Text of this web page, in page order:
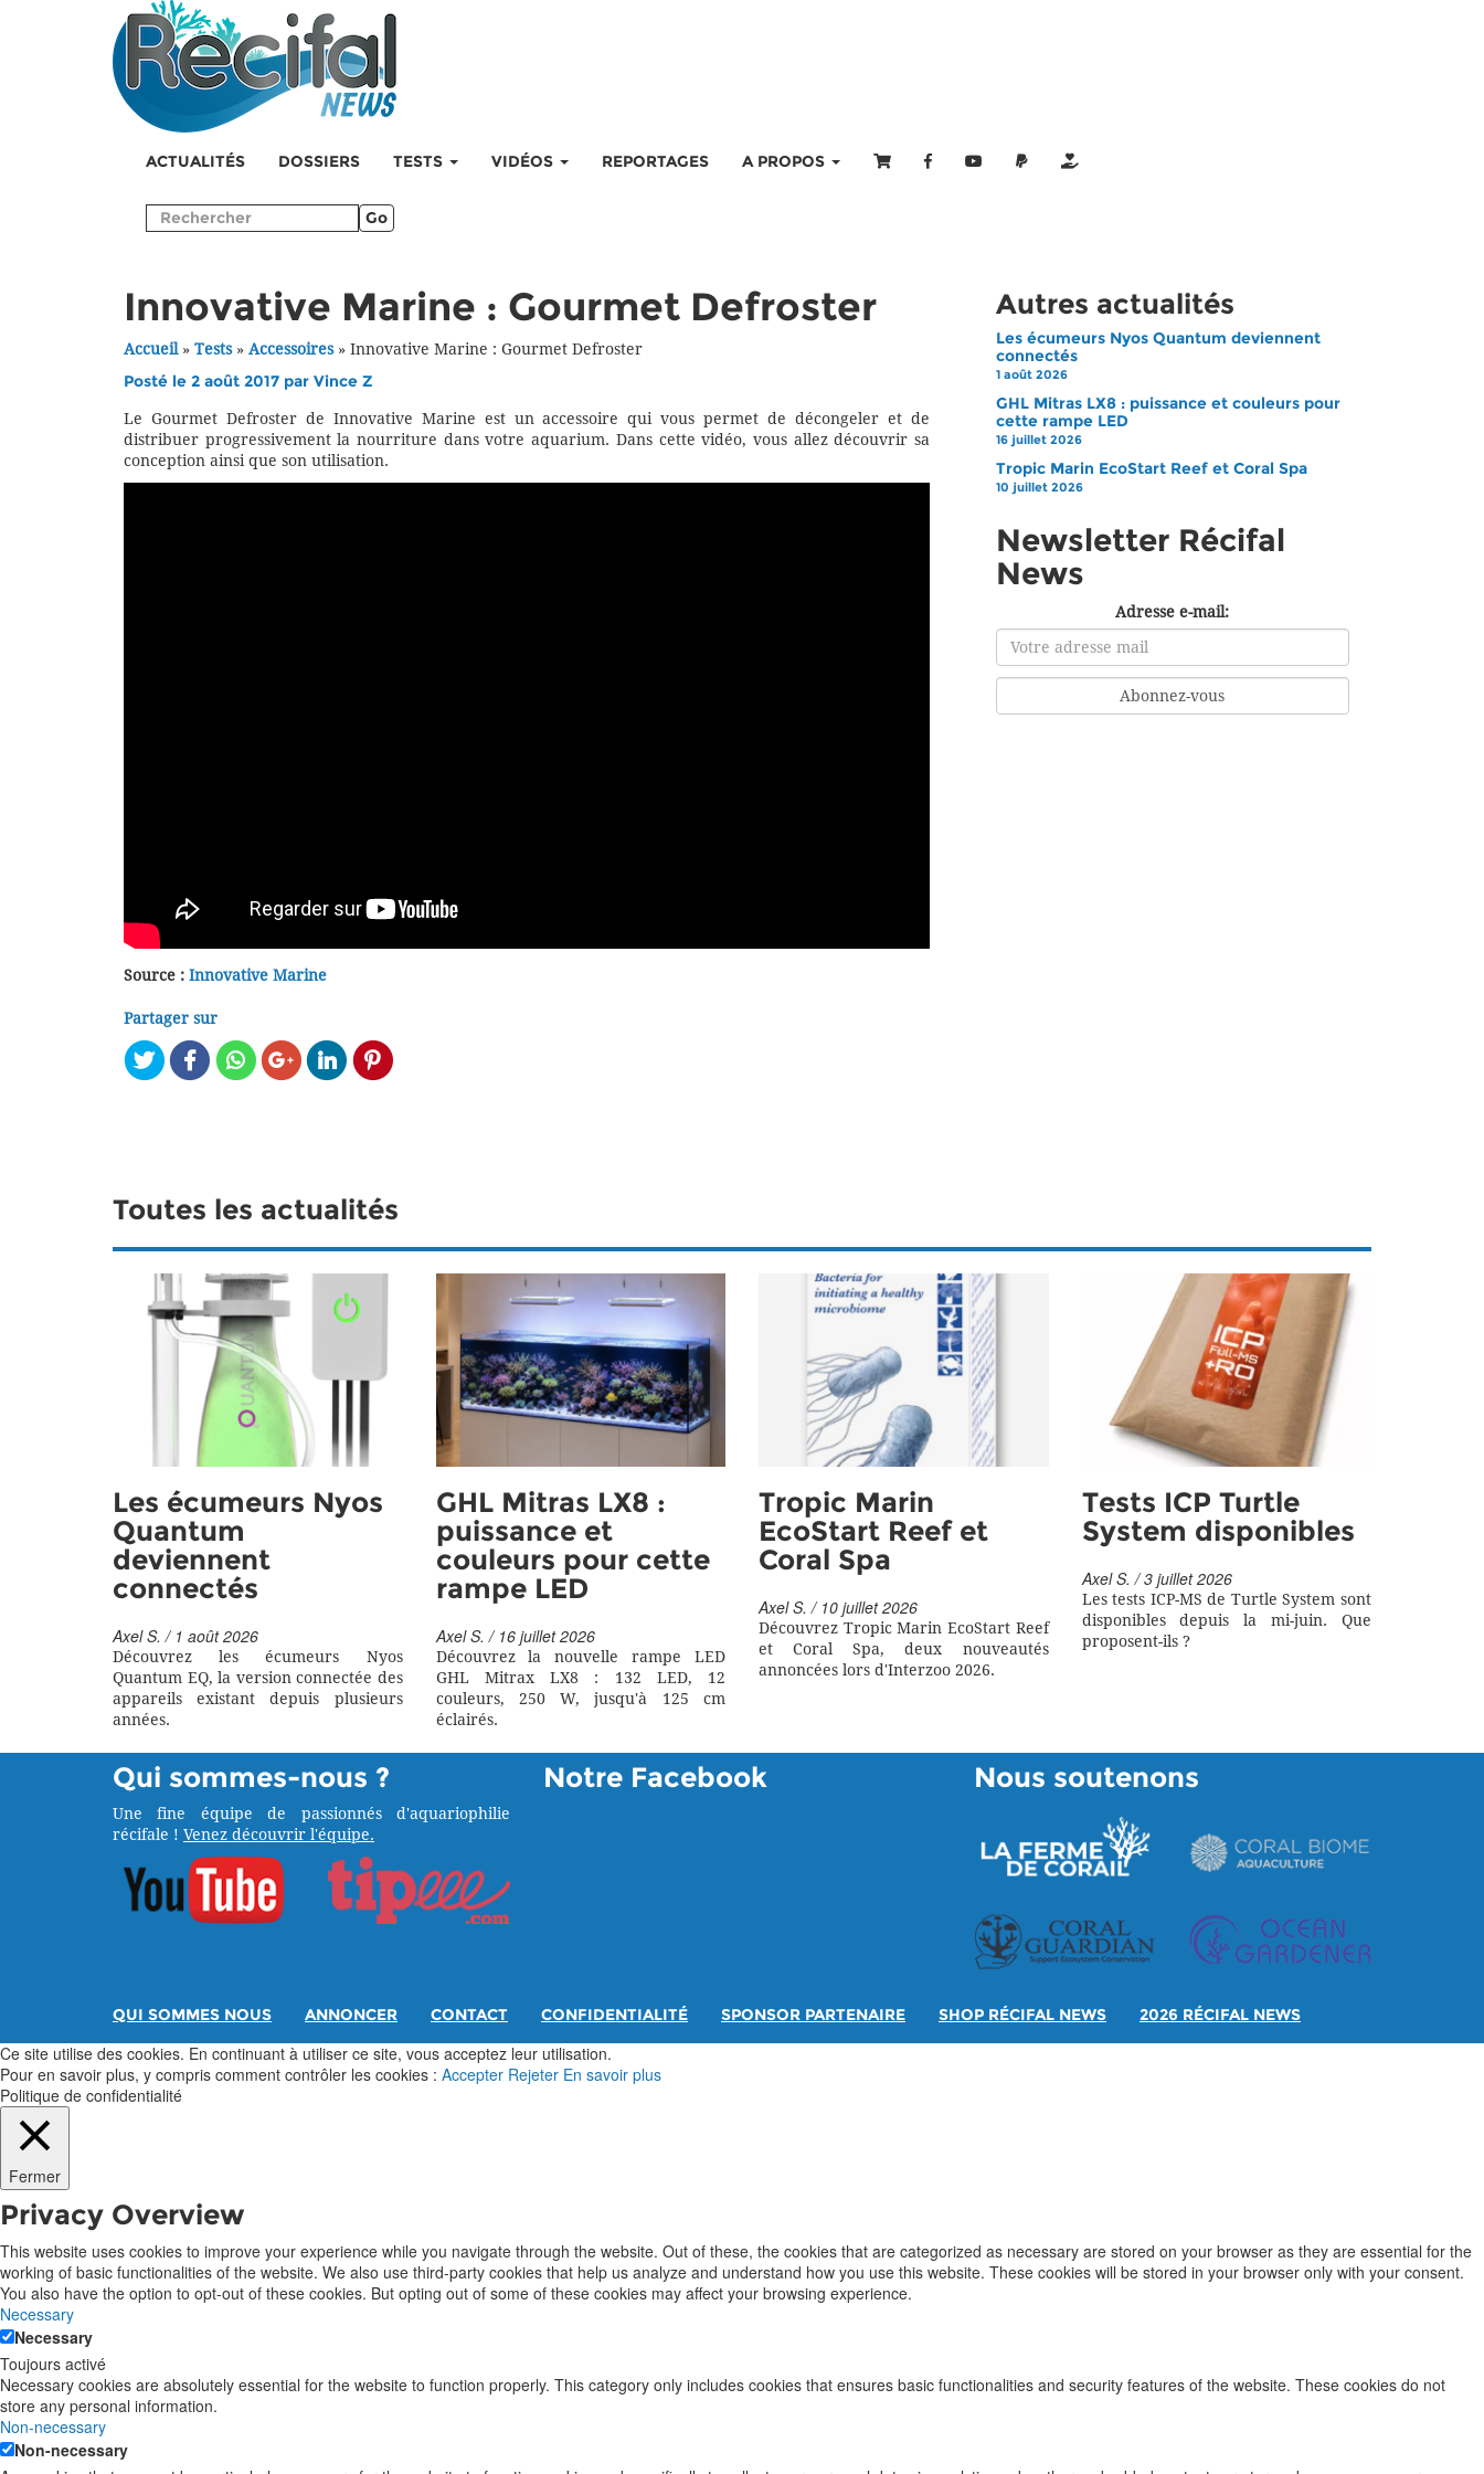
ACTUALITÉS DOSSIERS TESTS VIDÉOS REPORTAGES A PROPOS
Go
Innovative Marine : Gourmet Defroster
Accueil» Tests» Accessoires» Innovative Marine : Gourmet Defroster
Posté le 2 août 2017 par Vince Z
Le Gourmet Defroster de Innovative Marine est un accessoire qui vous permet de décongeler et de
distribuer progressivement la nourriture dans votre aquarium. Dans cette vidéo, vous allez découvrir sa
conception ainsi que son utilisation.
Source : Innovative Marine
Partager sur
Autres actualités
Les écumeurs Nyos Quantum deviennent
connectés
1 août 2026
GHL Mitras LX8 : puissance et couleurs pour
cette rampe LED
16 juillet 2026
Tropic Marin EcoStart Reef et Coral Spa
10 juillet 2026
Newsletter Récifal
News
Adresse e-mail:
Toutes les actualités
Les écumeurs Nyos
Quantum
deviennent
connectés
Axel S. / 1 août 2026
Découvrez les écumeurs Nyos
Quantum EQ, la version connectée des
appareils existant depuis plusieurs
années.
GHL Mitras LX8 :
puissance et
couleurs pour cette
rampe LED
Axel S. / 16 juillet 2026
Découvrez la nouvelle rampe LED
GHL Mitrax LX8 : 132 LED, 12
couleurs, 250 W, jusqu'à 125 cm
éclairés.
Tropic Marin
EcoStart Reef et
Coral Spa
Axel S. / 10 juillet 2026
Découvrez Tropic Marin EcoStart Reef
et Coral Spa, deux nouveautés
annoncées lors d'Interzoo 2026.
Tests ICP Turtle
System disponibles
Axel S. / 3 juillet 2026
Les tests ICP-MS de Turtle System sont
disponibles depuis la mi-juin. Que
proposent-ils ?
Qui sommes-nous ?
Une fine équipe de passionnés d'aquariophilie
récifale ! Venez découvrir l'équipe.
Notre Facebook Nous soutenons
QUI SOMMES NOUS ANNONCER CONTACT CONFIDENTIALITÉ SPONSOR PARTENAIRE SHOP RÉCIFAL NEWS 2026 RÉCIFAL NEWS
Ce site utilise des cookies. En continuant à utiliser ce site, vous acceptez leur utilisation.
Pour en savoir plus, y compris comment contrôler les cookies : Accepter Rejeter En savoir plus
Politique de confidentialité
Fermer
Privacy Overview
This website uses cookies to improve your experience while you navigate through the website. Out of these, the cookies that are categorized as necessary are stored on your browser as they are essential for the
working of basic functionalities of the website. We also use third-party cookies that help us analyze and understand how you use this website. These cookies will be stored in your browser only with your consent.
You also have the option to opt-out of these cookies. But opting out of some of these cookies may affect your browsing experience.
Necessary
Necessary
Toujours activé
Necessary cookies are absolutely essential for the website to function properly. This category only includes cookies that ensures basic functionalities and security features of the website. These cookies do not
store any personal information.
Non-necessary
Non-necessary